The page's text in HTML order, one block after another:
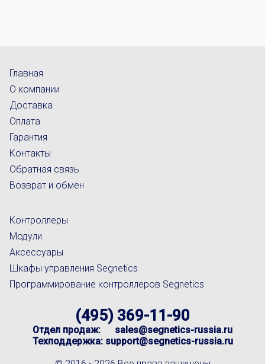
Главная
О компании
Доставка
Оплата
Гарантия
Контакты
Обратная связь
Возврат и обмен
Контроллеры
Модули
Аксессуары
Шкафы управления Segnetics
Программирование контроллеров Segnetics
(495) 369-11-90
Отдел продаж: sales@segnetics-russia.ru
Техподдержка: support@segnetics-russia.ru